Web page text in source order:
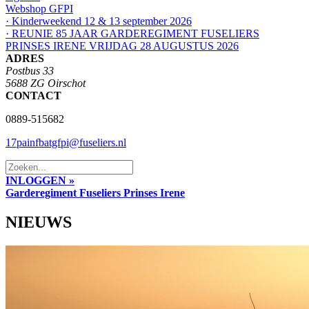
Webshop GFPI
· Kinderweekend 12 & 13 september 2026
· REUNIE 85 JAAR GARDEREGIMENT FUSELIERS
PRINSES IRENE VRIJDAG 28 AUGUSTUS 2026
ADRES
Postbus 33
5688 ZG Oirschot
CONTACT
0889-515682
17painfbatgfpi@fuseliers.nl
INLOGGEN »
Garderegiment Fuseliers Prinses Irene
NIEUWS